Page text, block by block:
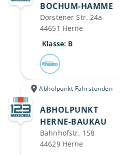
BOCHUM-HAMME
Dorstener Str. 24a
44651 Herne
Klasse: B
Abholpunkt Fahrstunden
ABHOLPUNKT
HERNE-BAUKAU
Bahnhofstr. 158
44629 Herne